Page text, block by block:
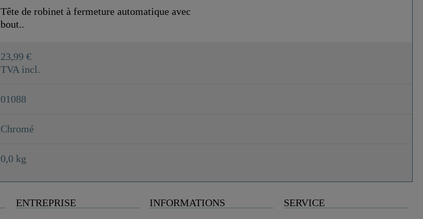
Tête de robinet à fermeture automatique avec
bout..
23,99 €
TVA incl.
01088
Chromé
0,0 kg
ENTREPRISE INFORMATIONS SERVICE